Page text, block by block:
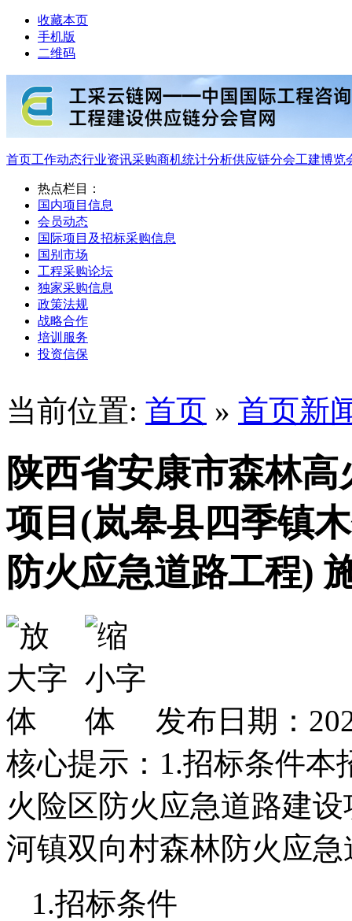
收藏本页
手机版
二维码
首页工作动态行业资讯采购商机统计分析供应链分会工建博览
热点栏目：
国内项目信息
会员动态
国际项目及招标采购信息
国别市场
工程采购论坛
独家采购信息
政策法规
战略合作
培训服务
投资信保
当前位置: 首页 » 首页新
陕西省安康市森林
项目(岚皋县四季镇
防火应急道路工程)
发布日期：
核心提示：1.招标条件本
火险区防火应急道路建
河镇双向村森林防火应
1.招标条件